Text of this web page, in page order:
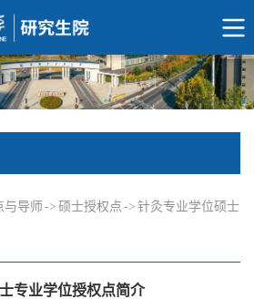
与导师-> 硕士授权点 -> 针灸专业学位硕士
专业学位授权点简介